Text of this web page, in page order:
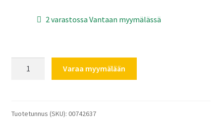
2 varastossa Vantaan myymälässä
465
Varaa myymälään
Tuotetunnus (SKU): 00742637